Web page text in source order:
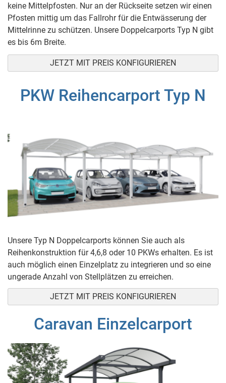
keine Mittelpfosten. Nur an der Rückseite setzen wir einen
Pfosten mittig um das Fallrohr für die Entwässerung der
Mittelrinne zu schützen. Unsere Doppelcarports Typ N gibt
es bis 6m Breite.
JETZT MIT PREIS KONFIGURIEREN
PKW Reihencarport Typ N
Unsere Typ N Doppelcarports können Sie auch als
Reihenkonstruktion für 4,6,8 oder 10 PKWs erhalten. Es ist
auch möglich einen Einzelplatz zu integrieren und so eine
ungerade Anzahl von Stellplätzen zu erreichen.
JETZT MIT PREIS KONFIGURIEREN
Caravan Einzelcarport